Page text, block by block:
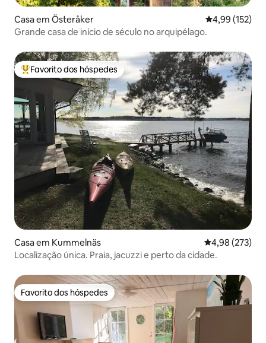
Casa em Österåker Classificação
4,99 (152)
Grande casa de início de século no arquipélago.
Favoritos dos hóspedes mais apreciados
Favorito dos hóspedes
Casa em Kummelnäs Classificação
4,98 (273)
Localização única. Praia, jacuzzi e perto da cidade.
Favorito dos hóspedes
Favorito dos hóspedes